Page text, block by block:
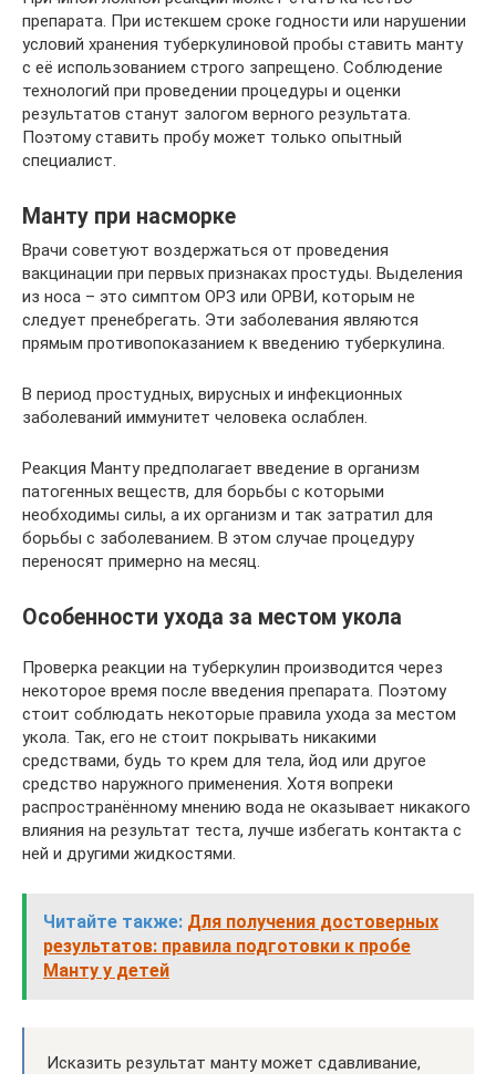
препарата. При истекшем сроке годности или нарушении
условий хранения туберкулиновой пробы ставить манту
с её использованием строго запрещено. Соблюдение
технологий при проведении процедуры и оценки
результатов станут залогом верного результата.
Поэтому ставить пробу может только опытный
специалист.
Манту при насморке
Врачи советуют воздержаться от проведения
вакцинации при первых признаках простуды. Выделения
из носа – это симптом ОРЗ или ОРВИ, которым не
следует пренебрегать. Эти заболевания являются
прямым противопоказанием к введению туберкулина.
В период простудных, вирусных и инфекционных
заболеваний иммунитет человека ослаблен.
Реакция Манту предполагает введение в организм
патогенных веществ, для борьбы с которыми
необходимы силы, а их организм и так затратил для
борьбы с заболеванием. В этом случае процедуру
переносят примерно на месяц.
Особенности ухода за местом укола
Проверка реакции на туберкулин производится через
некоторое время после введения препарата. Поэтому
стоит соблюдать некоторые правила ухода за местом
укола. Так, его не стоит покрывать никакими
средствами, будь то крем для тела, йод или другое
средство наружного применения. Хотя вопреки
распространённому мнению вода не оказывает никакого
влияния на результат теста, лучше избегать контакта с
ней и другими жидкостями.
Читайте также: Для получения достоверных
результатов: правила подготовки к пробе
Манту у детей
Исказить результат манту может сдавливание,